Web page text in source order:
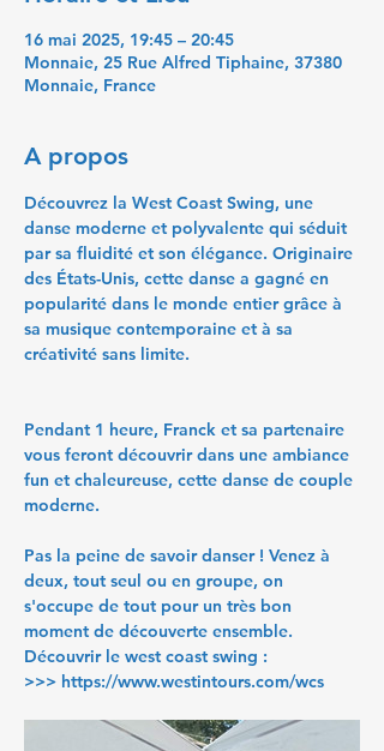
16 mai 2025, 19:45 – 20:45
Monnaie, 25 Rue Alfred Tiphaine, 37380
Monnaie, France
A propos
Découvrez la West Coast Swing, une
danse moderne et polyvalente qui séduit
par sa fluidité et son élégance. Originaire
des États-Unis, cette danse a gagné en
popularité dans le monde entier grâce à
sa musique contemporaine et à sa
créativité sans limite.
Pendant 1 heure, Franck et sa partenaire
vous feront découvrir dans une ambiance
fun et chaleureuse, cette danse de couple
moderne.
Pas la peine de savoir danser ! Venez à
deux, tout seul ou en groupe, on
s'occupe de tout pour un très bon
moment de découverte ensemble.
Découvrir le west coast swing :
>>> https://www.westintours.com/wcs